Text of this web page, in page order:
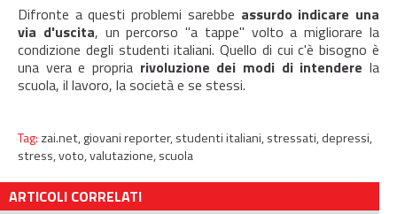
Difronte a questi problemi sarebbe assurdo indicare una
via d'uscita, un percorso "a tappe" volto a migliorare la
condizione degli studenti italiani. Quello di cui c'è bisogno è
una vera e propria rivoluzione dei modi di intendere la
scuola, il lavoro, la società e se stessi.
Tag: zai.net,giovani reporter,studenti italiani,stressati,depressi,
stress,voto,valutazione,scuola
ARTICOLI CORRELATI